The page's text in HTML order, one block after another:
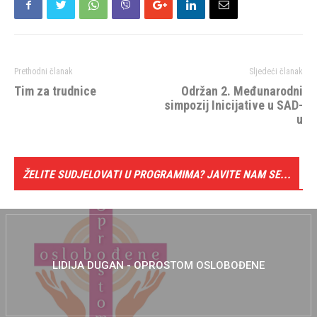
Prethodni članak
Tim za trudnice
Sljedeći članak
Održan 2. Međunarodni
simpozij Inicijative u SAD-
u
ŽELITE SUDJELOVATI U PROGRAMIMA? JAVITE NAM SE...
LIDIJA DUGAN - OPROSTOM OSLOBOĐENE